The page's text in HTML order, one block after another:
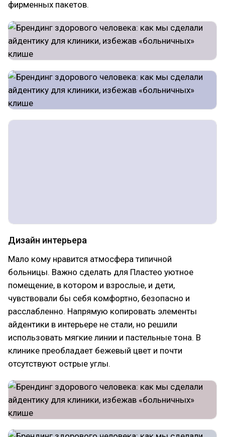
фирменных пакетов.
Дизайн интерьера
Мало кому нравится атмосфера типичной
больницы. Важно сделать для Пластео уютное
помещение, в котором и взрослые, и дети,
чувствовали бы себя комфортно, безопасно и
расслабленно. Напрямую копировать элементы
айдентики в интерьере не стали, но решили
использовать мягкие линии и пастельные тона. В
клинике преобладает бежевый цвет и почти
отсутствуют острые углы.